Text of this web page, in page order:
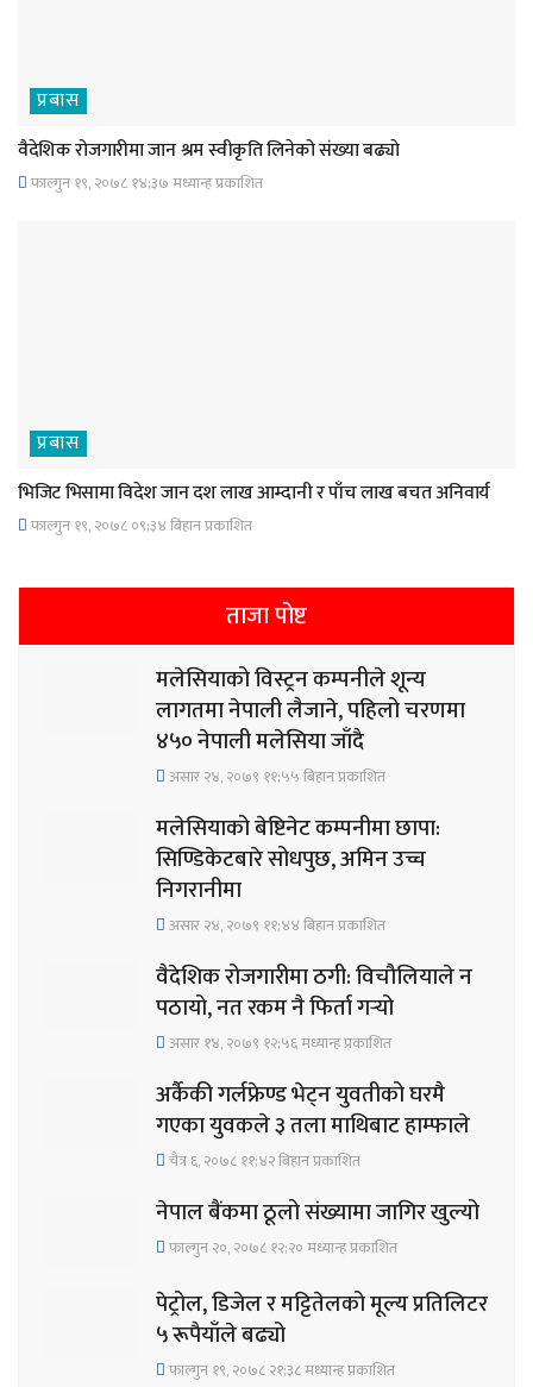
प्रबास
वैदेशिक रोजगारीमा जान श्रम स्वीकृति लिनेको संख्या बढ्याे
फाल्गुन १९, २०७८ १४;३७ मध्यान्ह प्रकाशित
प्रबास
भिजिट भिसामा विदेश जान दश लाख आम्दानी र पाँच लाख बचत अनिवार्य
फाल्गुन १९, २०७८ ०९;३४ बिहान प्रकाशित
ताजा पोष्ट
मलेसियाको विस्ट्रन कम्पनीले शून्य
लागतमा नेपाली लैजाने, पहिलो चरणमा
४५० नेपाली मलेसिया जाँदै
असार २४, २०७९ ११;५५ बिहान प्रकाशित
मलेसियाको बेष्टिनेट कम्पनीमा छापा:
सिण्डिकेटबारे सोधपुछ, अमिन उच्च
निगरानीमा
असार २४, २०७९ ११;४४ बिहान प्रकाशित
वैदेशिक रोजगारीमा ठगी: विचौलियाले न
पठायो, नत रकम नै फिर्ता गर्‍यो
असार १४, २०७९ १२;५६ मध्यान्ह प्रकाशित
अर्कैकी गर्लफ्रेण्ड भेट्न युवतीको घरमै
गएका युवकले ३ तला माथिबाट हाम्फाले
चैत्र ६, २०७८ ११;४२ बिहान प्रकाशित
नेपाल बैंकमा ठूलो संख्यामा जागिर खुल्यो
फाल्गुन २०, २०७८ १२;२० मध्यान्ह प्रकाशित
पेट्रोल, डिजेल र मट्टितेलको मूल्य प्रतिलिटर
५ रूपैयाँले बढ्यो
फाल्गुन १९, २०७८ २१;३८ मध्यान्ह प्रकाशित